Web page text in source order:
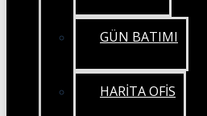
GÜN BATIMI
HARİTA OFİS